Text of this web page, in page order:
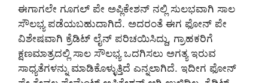
ಈಗಾಗಲೇ ಗೂಗಲ್ ಪೇ ಅಪ್ಲಿಕೇಶನ್ ನಲ್ಲಿ ಸುಲಭವಾಗಿ ಸಾಲ
ಸೌಲಭ್ಯ ಪಡೆಯಬಹುದಾಗಿದೆ. ಅದರಂತೆ ಈಗ ಫೋನ್ ಪೇ
ವಿಶೇಷವಾಗಿ ಕ್ರೆಡಿಟ್ ಲೈನ್ ಪರಿಚಯಿಸಿದ್ದು, ಗ್ರಾಹಕರಿಗೆ
ಕ್ಷಣಮಾತ್ರದಲ್ಲಿ ಸಾಲ ಸೌಲಭ್ಯ ಒದಗಿಸಲು ಅಗತ್ಯ ಇರುವ
ಸಾಧ್ಯತೆಗಳನ್ನು ಮಾಡಿಕೊಳ್ಳುತ್ತಿದೆ ಎನ್ನಲಾಗಿದೆ. ಇದೀಗ ಫೋನ್